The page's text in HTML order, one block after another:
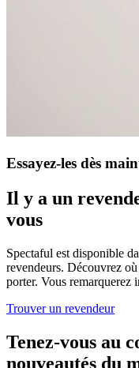
Essayez-les dès
Il y a un
vous
Spectaful est disponible
revendeurs. Découvrez
porter. Vous remarquerez
Trouver un revendeur
Tenez-vous au
nouveautés du